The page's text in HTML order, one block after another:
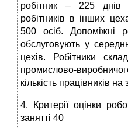
робітник – 225 днів
робітників в інших
500 осіб. Допоміжні
обслуговують у
цехів. Робітники
промислово-
кількість працівників
4. Критерії оцінки
занятті 40